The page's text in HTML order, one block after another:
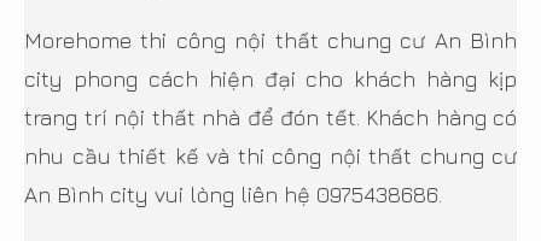
Morehome thi công nội thất chung cư An Bình
city phong cách hiện đại cho khách hàng kịp
trang trí nội thất nhà để đón tết. Khách hàng có
nhu cầu thiết kế và thi công nội thất chung cư
An Bình city vui lòng liên hệ 0975438686.